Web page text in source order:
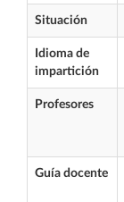
Situación
Idioma de
impartición
Profesores
Guía docente